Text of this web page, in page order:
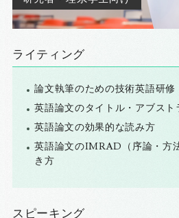
ライティング
論文執筆のための技術英語研修
英語論文のタイトル・アブスト
英語論文の効果的な読み方
英語論文のIMRAD（序論・方
き方
スピーキング